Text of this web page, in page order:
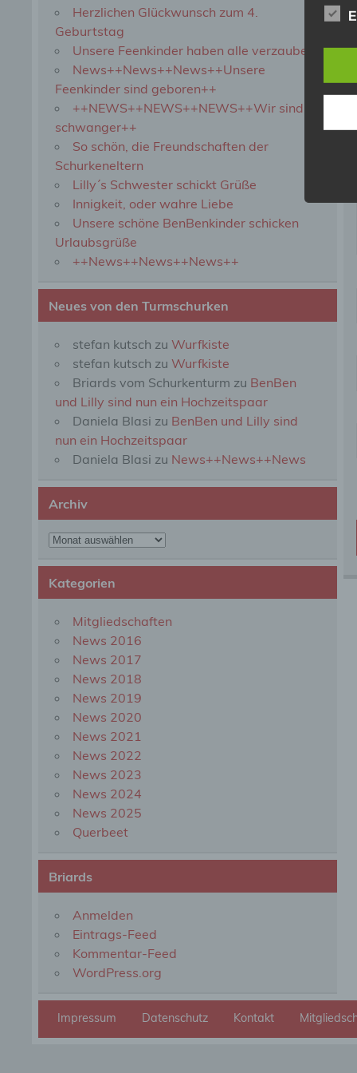
Herzlichen Glückwunsch zum 4.
Geburtstag
Unsere Feenkinder haben alle verzaubert
News++News++News++Unsere
Feenkinder sind geboren++
++NEWS++NEWS++NEWS++Wir sind
schwanger++
So schön, die Freundschaften der
Schurkeneltern
Lilly´s Schwester schickt Grüße
Innigkeit, oder wahre Liebe
Unsere schöne BenBenkinder schicken
Urlaubsgrüße
++News++News++News++
Neues von den Turmschurken
stefan kutsch zuWurfkiste
stefan kutsch zuWurfkiste
Briards vom Schurkenturm zu BenBen
und Lilly sind nun ein Hochzeitspaar
Daniela Blasi zu BenBen und Lilly sind
nun ein Hochzeitspaar
Daniela Blasi zu News++News++News
Archiv
Archiv
Kategorien
Mitgliedschaften
News 2016
News 2017
News 2018
News 2019
News 2020
News 2021
News 2022
News 2023
News 2024
News 2025
Querbeet
Briards
Anmelden
Eintrags-Feed
Kommentar-Feed
WordPress.org
Impressum Datenschutz Kontakt
b)
c)
d)
h)